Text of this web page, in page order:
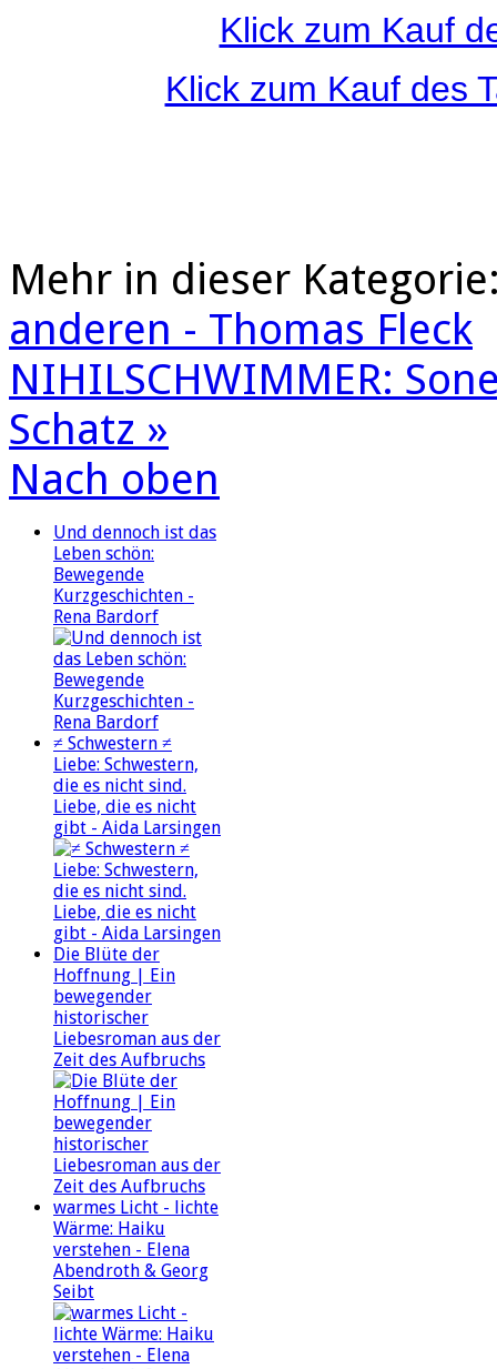
Klick zum Kauf
Klick zum Kauf des
Mehr in dieser
anderen - Thomas Fleck
NIHILSCHWIMMER:
Schatz »
Nach oben
Und dennoch ist das
Leben schön:
Bewegende
Kurzgeschichten -
Rena Bardorf
≠ Schwestern ≠
Liebe: Schwestern,
die es nicht sind.
Liebe, die es nicht
gibt - Aida Larsingen
Die Blüte der
Hoffnung | Ein
bewegender
historischer
Liebesroman aus der
Zeit des Aufbruchs
warmes Licht - lichte
Wärme: Haiku
verstehen - Elena
Abendroth & Georg
Seibt